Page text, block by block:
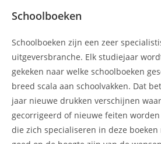
Schoolboeken
Schoolboeken zijn een zeer
uitgeversbranche. Elk studiejaar
gekeken naar welke schoolboeken
breed scala aan schoolvakken. Dat
jaar nieuwe drukken verschijnen
gecorrigeerd of nieuwe feiten
die zich specialiseren in deze